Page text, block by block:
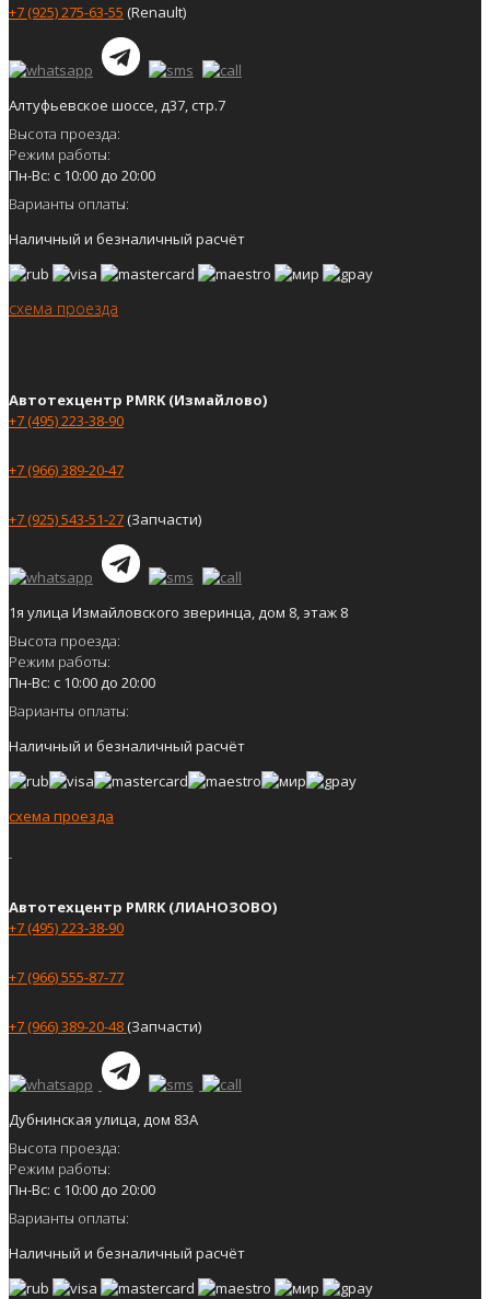
+7 (925) 275-63-55 (Renault)
Алтуфьевское шоссе, д37, стр.7
Высота проезда:
Режим работы:
Пн-Вс: с 10:00 до 20:00
Варианты оплаты:
Наличный и безналичный расчёт
схема проезда
Автотехцентр PMRK (Измайлово)
+7 (495) 223-38-90
+7 (966) 389-20-47
+7 (925) 543-51-27(Запчасти)
1я улица Измайловского зверинца, дом 8, этаж 8
Высота проезда:
Режим работы:
Пн-Вс: с 10:00 до 20:00
Варианты оплаты:
Наличный и безналичный расчёт
схема проезда
Автотехцентр PMRK (ЛИАНОЗОВО)
+7 (495) 223-38-90
+7 (966) 555-87-77
+7 (966) 389-20-48(Запчасти)
Дубнинская улица, дом 83А
Высота проезда:
Режим работы:
Пн-Вс: с 10:00 до 20:00
Варианты оплаты:
Наличный и безналичный расчёт